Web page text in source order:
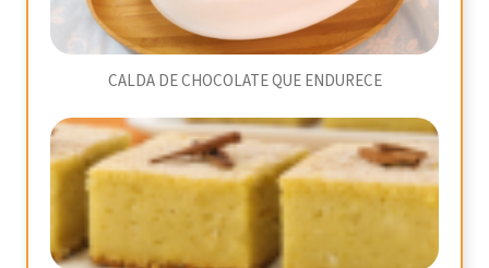
CALDA DE CHOCOLATE QUE ENDURECE